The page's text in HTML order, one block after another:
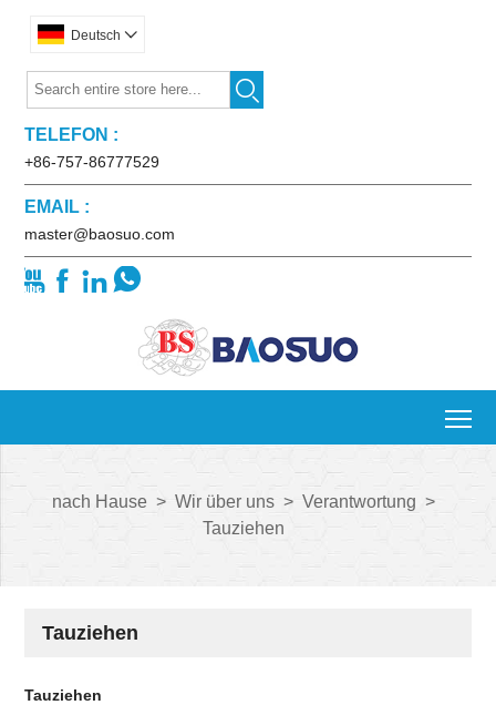
Deutsch 

TELEFON :
+86-757-86777529
EMAIL :
master@baosuo.com
   
nach Hause > Wir über uns > Verantwortung >
Tauziehen
Tauziehen
Tauziehen